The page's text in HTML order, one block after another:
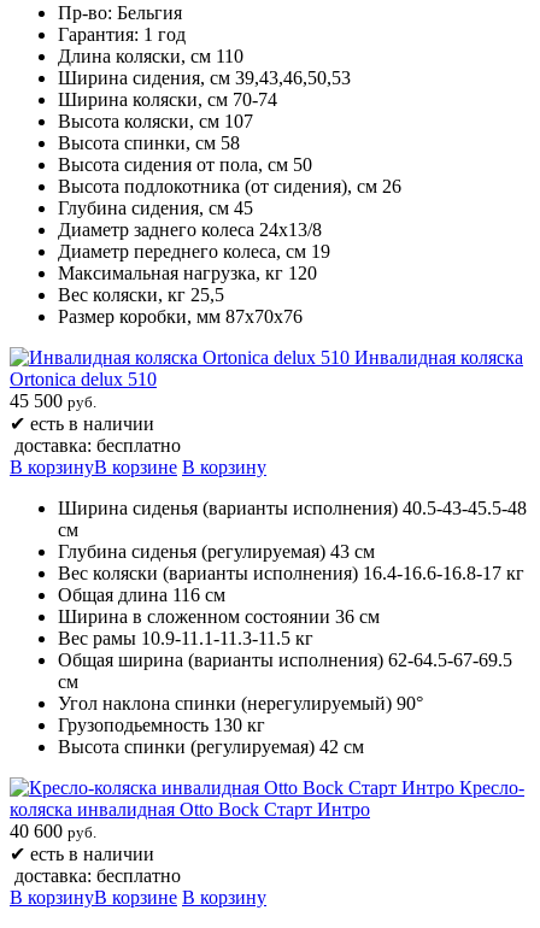
Пр-во: Бельгия
Гарантия: 1 год
Длина коляски, см 110
Ширина сидения, см 39,43,46,50,53
Ширина коляски, см 70-74
Высота коляски, см 107
Высота спинки, см 58
Высота сидения от пола, см 50
Высота подлокотника (от сидения), см 26
Глубина сидения, см 45
Диаметр заднего колеса 24х13/8
Диаметр переднего колеса, см 19
Максимальная нагрузка, кг 120
Вес коляски, кг 25,5
Размер коробки, мм 87х70х76
Инвалидная коляска
Ortonica delux 510
45 500 руб.
✔ есть в наличии
доставка: бесплатно
В корзинуВ корзине В корзину
Ширина сиденья (варианты исполнения) 40.5-43-45.5-48
см
Глубина сиденья (регулируемая) 43 см
Вес коляски (варианты исполнения) 16.4-16.6-16.8-17 кг
Общая длина 116 см
Ширина в сложенном состоянии 36 см
Вес рамы 10.9-11.1-11.3-11.5 кг
Общая ширина (варианты исполнения) 62-64.5-67-69.5
см
Угол наклона спинки (нерегулируемый) 90°
Грузоподьемность 130 кг
Высота спинки (регулируемая) 42 см
Кресло-
коляска инвалидная Otto Bock Старт Интро
40 600 руб.
✔ есть в наличии
доставка: бесплатно
В корзинуВ корзине В корзину